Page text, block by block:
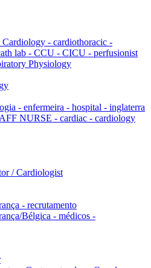
- cardiothoracic -
lab - CCU - CICU - perfusionist
Physiology
- enfermeira - hospital - inglaterra
NURSE - cardiac - cardiology
/ Cardiologist
- recrutamento
Bélgica - médicos -